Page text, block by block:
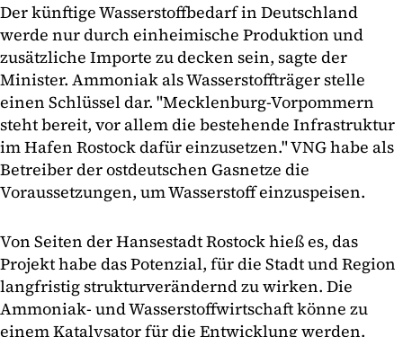
Der künftige Wasserstoffbedarf in Deutschland
werde nur durch einheimische Produktion und
zusätzliche Importe zu decken sein, sagte der
Minister. Ammoniak als Wasserstoffträger stelle
einen Schlüssel dar. "Mecklenburg-Vorpommern
steht bereit, vor allem die bestehende Infrastruktur
im Hafen Rostock dafür einzusetzen." VNG habe als
Betreiber der ostdeutschen Gasnetze die
Voraussetzungen, um Wasserstoff einzuspeisen.
Von Seiten der Hansestadt Rostock hieß es, das
Projekt habe das Potenzial, für die Stadt und Region
langfristig strukturverändernd zu wirken. Die
Ammoniak- und Wasserstoffwirtschaft könne zu
einem Katalysator für die Entwicklung werden.